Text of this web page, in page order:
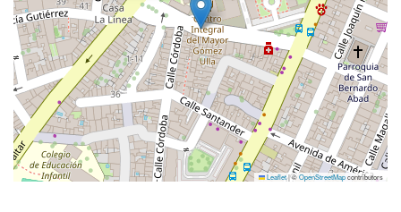
Leaflet|©OpenStreetMapcontributors